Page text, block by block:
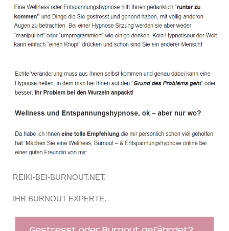
REIKI-BEI-BURNOUT.NET.
IHR BURNOUT EXPERTE.